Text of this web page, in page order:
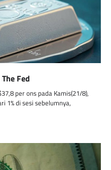
Fed
per ons pada Kamis(21/8),
1% di sesi sebelumnya,